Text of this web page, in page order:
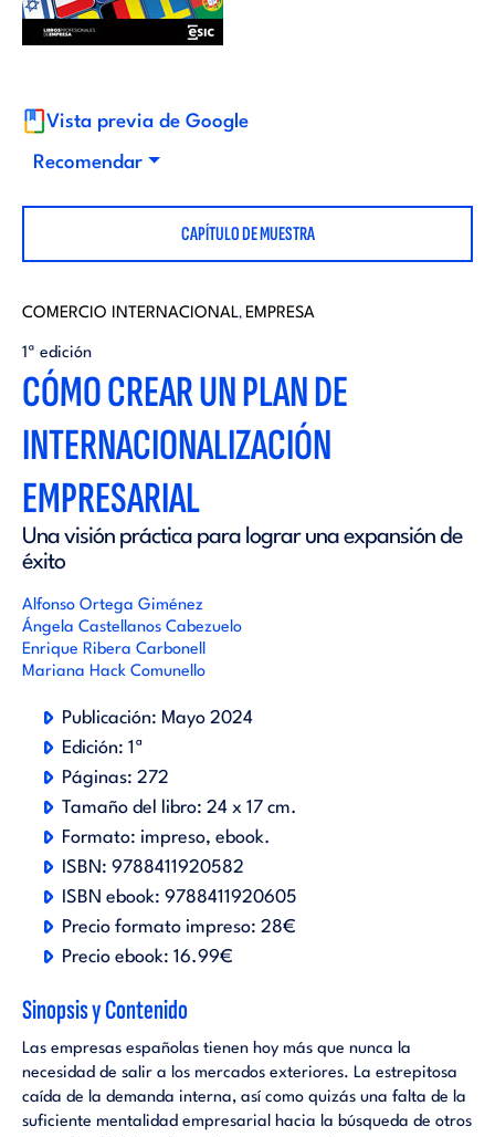
d
r
i
a
l
o
r
a
Vista previa de Google
Recomendar
CAPÍTULO DE MUESTRA
COMERCIO INTERNACIONAL, EMPRESA
1ª edición
CÓMO CREAR UN PLAN DE
INTERNACIONALIZACIÓN
EMPRESARIAL
Una visión práctica para lograr una expansión de
éxito
Alfonso Ortega Giménez
Ángela Castellanos Cabezuelo
Enrique Ribera Carbonell
Mariana Hack Comunello
Publicación: Mayo 2024
Edición: 1ª
Páginas: 272
Tamaño del libro: 24 x 17 cm.
Formato: impreso ebook.
ISBN: 9788411920582
ISBN ebook: 9788411920605
Precio formato impreso: 28€
Precio ebook: 16.99€
Sinopsis y Contenido
Las empresas españolas tienen hoy más que nunca la
necesidad de salir a los mercados exteriores. La estrepitosa
caída de la demanda interna, así como quizás una falta de la
suficiente mentalidad empresarial hacia la búsqueda de otros